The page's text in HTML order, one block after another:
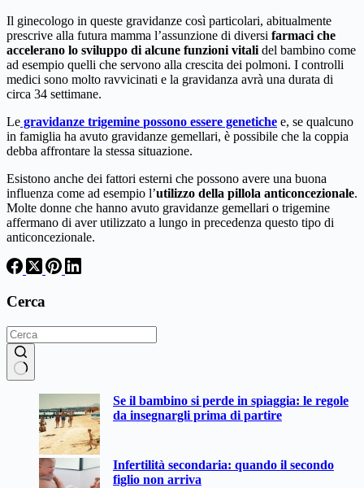
Il ginecologo in queste gravidanze così particolari, abitualmente
prescrive alla futura mamma l’assunzione di diversi farmaci che
accelerano lo sviluppo di alcune funzioni vitalidel bambino come
ad esempio quelli che servono alla crescita dei polmoni. I controlli
medici sono molto ravvicinati e la gravidanza avrà una durata di
circa 34 settimane.
Le gravidanze trigemine possono essere genetiche e, se qualcuno
in famiglia ha avuto gravidanze gemellari, è possibile che la coppia
debba affrontare la stessa situazione.
Esistono anche dei fattori esterni che possono avere una buona
influenza come ad esempio l’utilizzo della pillola anticoncezionale.
Molte donne che hanno avuto gravidanze gemellari o trigemine
affermano di aver utilizzato a lungo in precedenza questo tipo di
anticoncezionale.
Cerca
Se il bambino si perde in spiaggia: le regole
da insegnargli prima di partire
Infertilità secondaria: quando il secondo
figlio non arriva